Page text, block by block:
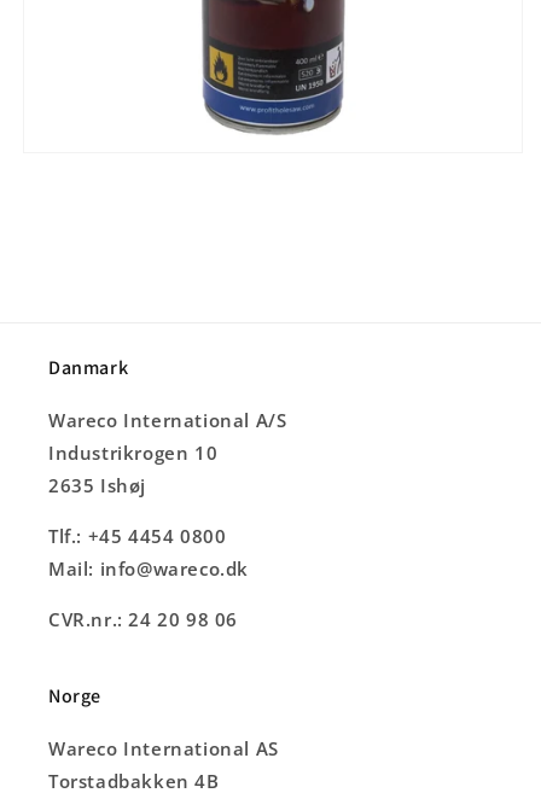
Danmark
Wareco International A/S
Industrikrogen 10
2635 Ishøj
Tlf.: +45 4454 0800
Mail: info@wareco.dk
CVR.nr.: 24 20 98 06
Norge
Wareco International AS
Torstadbakken 4B